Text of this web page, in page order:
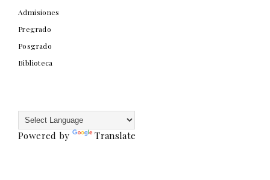
Admisiones
Pregrado
Posgrado
Biblioteca
Powered by Translate